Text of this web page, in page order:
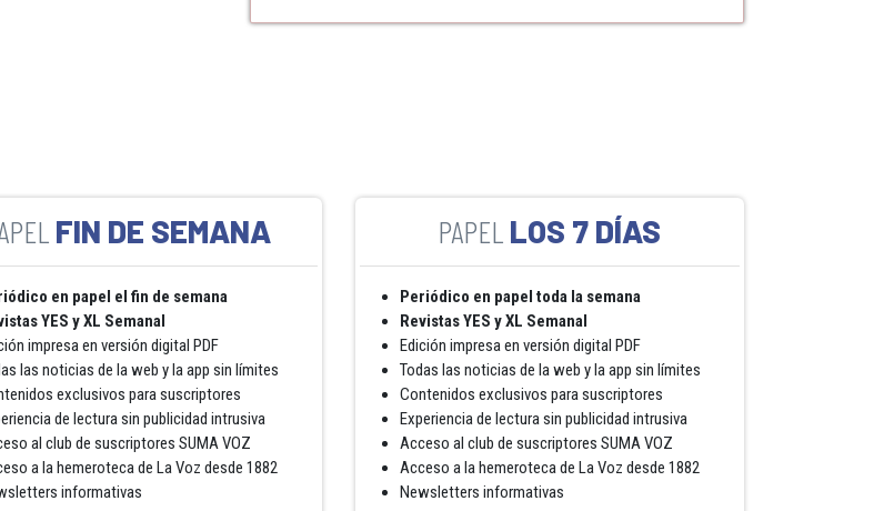
FIN DE SEMANA
en papel el fin de semana
YES y XL Semanal
impresa en versión digital PDF
las noticias de la web y la app sin límites
exclusivos para suscriptores
de lectura sin publicidad intrusiva
al club de suscriptores SUMA VOZ
a la hemeroteca de La Voz desde 1882
informativas
LOS 7 DÍAS
Periódico en papel toda la semana
Revistas YES y XL Semanal
Edición impresa en versión digital PDF
Todas las noticias de la web y la app sin límites
Contenidos exclusivos para suscriptores
Experiencia de lectura sin publicidad intrusiva
Acceso al club de suscriptores SUMA VOZ
Acceso a la hemeroteca de La Voz desde 1882
Newsletters informativas